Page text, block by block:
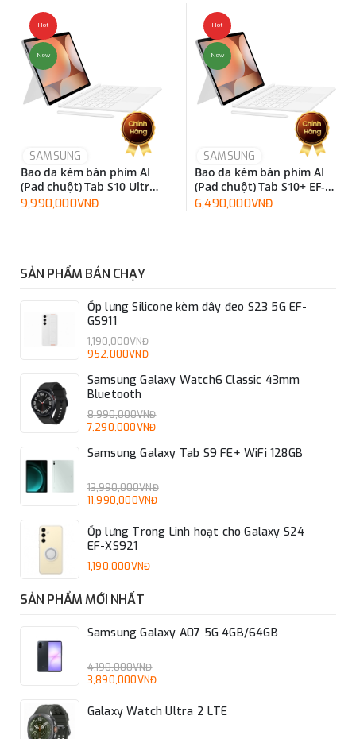
Hot
New
SAMSUNG
Bao da kèm bàn phím AI
(Pad chuột) Tab S10 Ultra
EF-DX925UBEGWW
9,990,000VNĐ
Hot
New
SAMSUNG
Bao da kèm bàn phím AI
(Pad chuột) Tab S10+ EF-
DX825UWEGWW
6,490,000VNĐ
SẢN PHẨM BÁN CHẠY
Ốp lưng Silicone kèm dây đeo S23 5G EF-
GS911
1,190,000VNĐ
952,000VNĐ
Samsung Galaxy Watch6 Classic 43mm
Bluetooth
8,990,000VNĐ
7,290,000VNĐ
Samsung Galaxy Tab S9 FE+ WiFi 128GB
13,990,000VNĐ
11,990,000VNĐ
Ốp lưng Trong Linh hoạt cho Galaxy S24
EF-XS921
1,190,000VNĐ
SẢN PHẨM MỚI NHẤT
Samsung Galaxy A07 5G 4GB/64GB
4,190,000VNĐ
3,890,000VNĐ
Galaxy Watch Ultra 2 LTE